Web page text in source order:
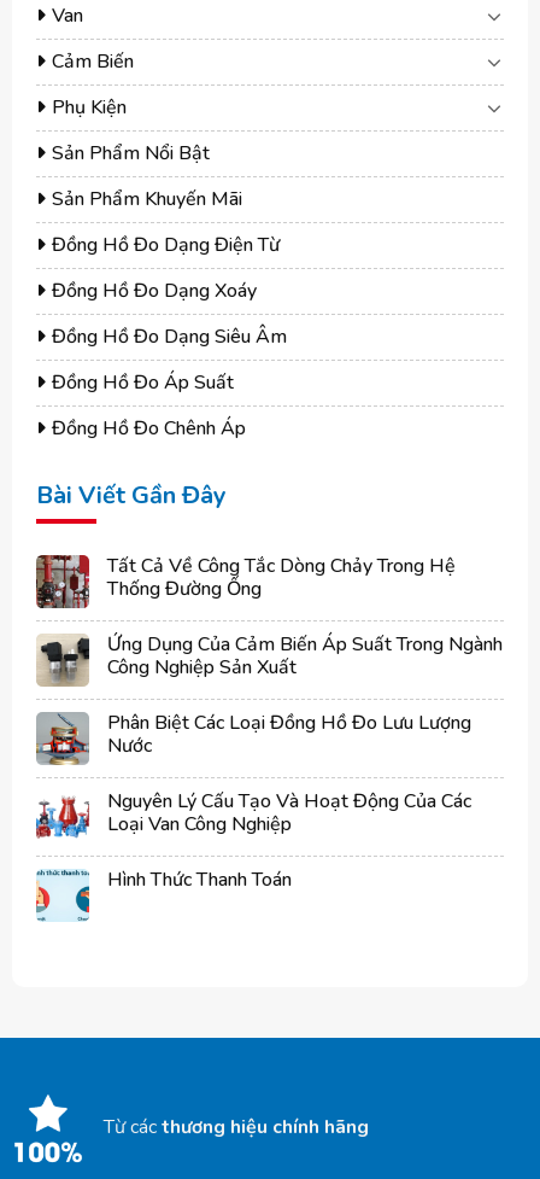
Van
Cảm Biến
Phụ Kiện
Sản Phẩm Nổi Bật
Sản Phẩm Khuyến Mãi
Đồng Hồ Đo Dạng Điện Từ
Đồng Hồ Đo Dạng Xoáy
Đồng Hồ Đo Dạng Siêu Âm
Đồng Hồ Đo Áp Suất
Đồng Hồ Đo Chênh Áp
Bài Viết Gần Đây
Tất Cả Về Công Tắc Dòng Chảy Trong Hệ
Thống Đường Ống
Ứng Dụng Của Cảm Biến Áp Suất Trong Ngành
Công Nghiệp Sản Xuất
Phân Biệt Các Loại Đồng Hồ Đo Lưu Lượng
Nước
Nguyên Lý Cấu Tạo Và Hoạt Động Của Các
Loại Van Công Nghiệp
Hình Thức Thanh Toán
Từ cácthương hiệu chính hãng